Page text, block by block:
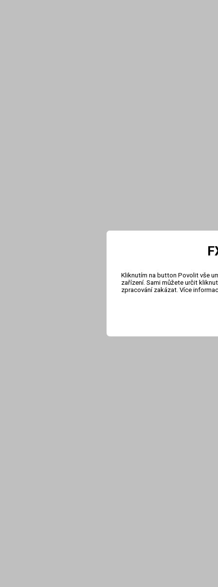
Kliknutím na button Povolit vše
zařízení. Sami můžete určit
zpracování zakázat. Více